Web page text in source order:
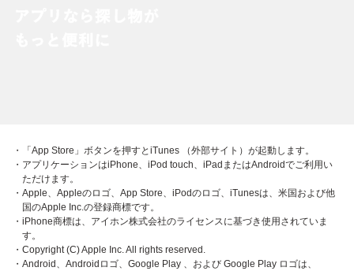
・「App Store」ボタンを押すとiTunes （外部サイト）が起動します。
・アプリケーションはiPhone、iPod touch、iPadまたはAndroidでご利用い
ただけます。
・Apple、Appleのロゴ、App Store、iPodのロゴ、iTunesは、米国および他
国のApple Inc.の登録商標です。
・iPhone商標は、アイホン株式会社のライセンスに基づき使用されていま
す。
・Copyright (C) Apple Inc. All rights reserved.
・Android、Androidロゴ、Google Play 、および Google Play ロゴは、